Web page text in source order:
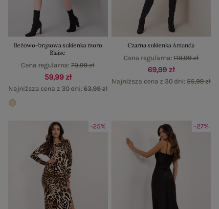
Beżowo-brązowa sukienka moro
Blaise
59,99 zł
Najniższa cena z 30 dni:63,99 zł
Cena regularna:79,99 zł
Czarna sukienka Amanda
69,99 zł
Najniższa cena z 30 dni:55,99 zł
Cena regularna:119,99 zł
-25% -27%